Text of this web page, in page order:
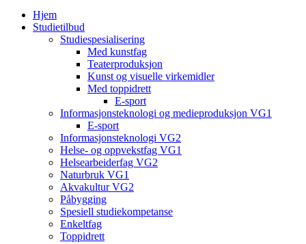
Hjem
Studietilbud
Studiespesialisering
Med kunstfag
Teaterproduksjon
Kunst og visuelle virkemidler
Med toppidrett
E-sport
Informasjonsteknologi og medieproduksjon VG1
E-sport
Informasjonsteknologi VG2
Helse- og oppvekstfag VG1
Helsearbeiderfag VG2
Naturbruk VG1
Akvakultur VG2
Påbygging
Spesiell studiekompetanse
Enkeltfag
Toppidrett